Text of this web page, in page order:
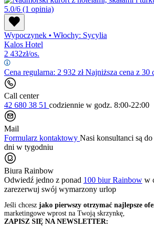
5.0/6 (1 opinia)
Wypoczynek • Włochy: Sycylia
Kalos Hotel
2 432zł/os.
Cena regularna: 2 932 złNajniższa cena z 30
Call center
42 680 38 51 codziennie w godz. 8:00-22:00
Mail
Formularz kontaktowy Nasi konsultanci są
dni w tygodniu
Biura Rainbow
Odwiedź jedno z ponad 100 biur Rainbow w
zarezerwuj swój wymarzony urlop
Jeśli chcesz jako pierwszy otrzymać najlepsze
marketingowe wprost na Twoją skrzynkę,
ZAPISZ SIĘ NA NEWSLETTER: